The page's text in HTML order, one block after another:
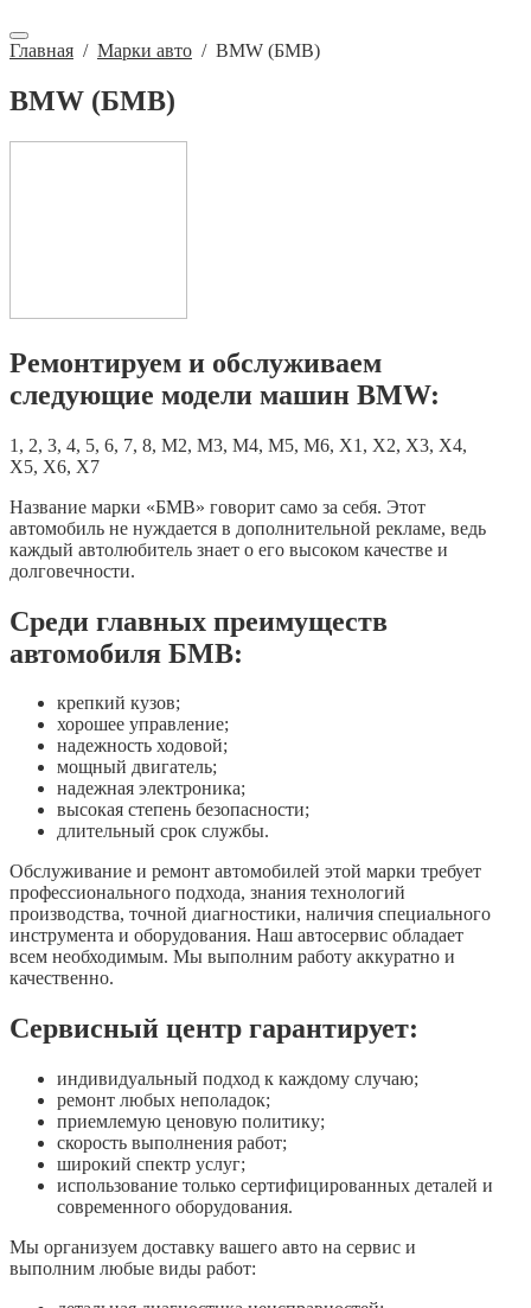
Главная / Марки авто / BMW (БМВ)
BMW (БМВ)
Ремонтируем и обслуживаем
следующие модели машин BMW:
1, 2, 3, 4, 5, 6, 7, 8, М2, М3, М4, М5, М6, X1, X2, X3, X4,
X5, X6, X7
Название марки «БМВ» говорит само за себя. Этот
автомобиль не нуждается в дополнительной рекламе, ведь
каждый автолюбитель знает о его высоком качестве и
долговечности.
Среди главных преимуществ
автомобиля БМВ:
крепкий кузов;
хорошее управление;
надежность ходовой;
мощный двигатель;
надежная электроника;
высокая степень безопасности;
длительный срок службы.
Обслуживание и ремонт автомобилей этой марки требует
профессионального подхода, знания технологий
производства, точной диагностики, наличия специального
инструмента и оборудования. Наш автосервис обладает
всем необходимым. Мы выполним работу аккуратно и
качественно.
Сервисный центр гарантирует:
индивидуальный подход к каждому случаю;
ремонт любых неполадок;
приемлемую ценовую политику;
скорость выполнения работ;
широкий спектр услуг;
использование только сертифицированных деталей и
современного оборудования.
Мы организуем доставку вашего авто на сервис и
выполним любые виды работ: